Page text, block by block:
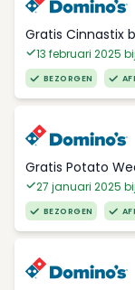
Gratis Cinnastix
13 februari 2025
BEZORGEN
Gratis Potato
27 januari 2025
BEZORGEN